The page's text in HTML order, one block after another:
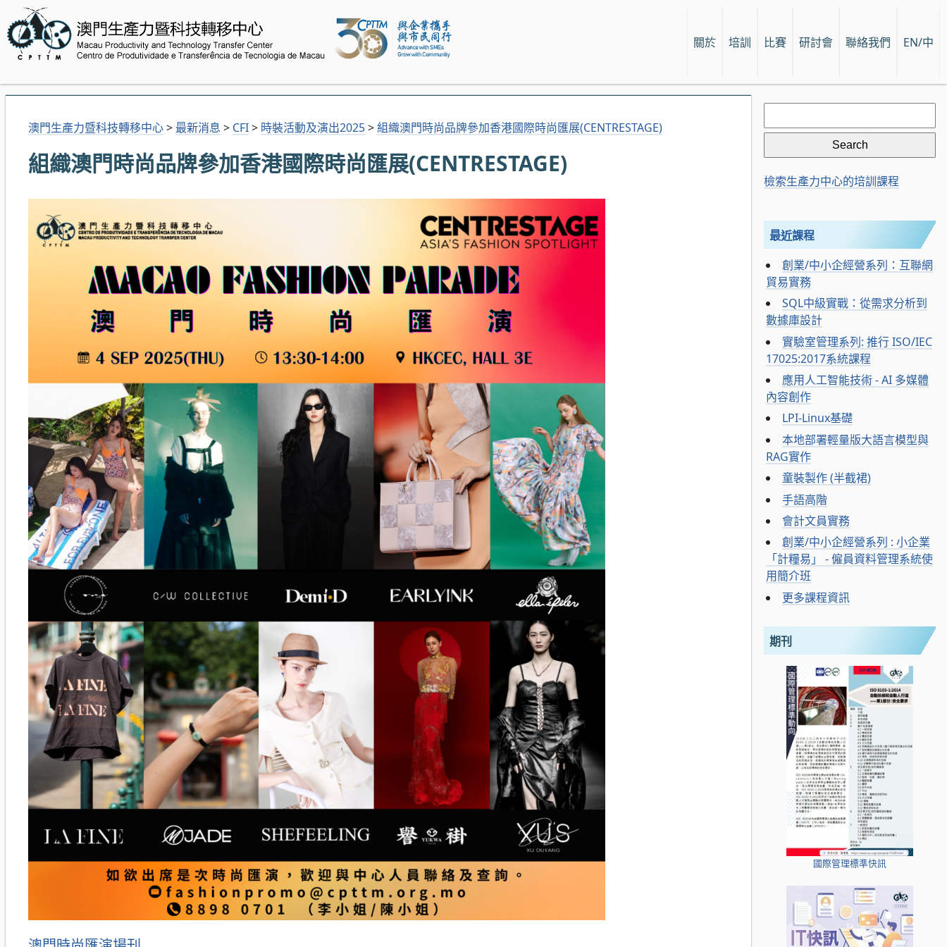
關於 培訓 比賽 研討會 聯絡我們 EN/中
澳門生產力暨科技轉移中心> 最新消息 > CFI> 時裝活動及演出2025>組織澳門時尚品牌參加香港國際時尚匯展(CENTRESTAGE)
組織澳門時尚品牌參加香港國際時尚匯展(CENTRESTAGE)
Search
for:
檢索生產力中心的培訓課程
最近課程
創業/中小企經營系列：互聯網
貿易實務
SQL中級實戰：從需求分析到
數據庫設計
實驗室管理系列: 推行 ISO/IEC
17025:2017系統課程
應用人工智能技術 - AI 多媒體
內容創作
LPI-Linux基礎
本地部署輕量版大語言模型與
RAG實作
童裝製作 (半截裙)
手語高階
會計文員實務
創業/中小企經營系列 : 小企業
「計糧易」 - 僱員資料管理系統使
用簡介班
更多課程資訊
期刊
國際管理標準快訊